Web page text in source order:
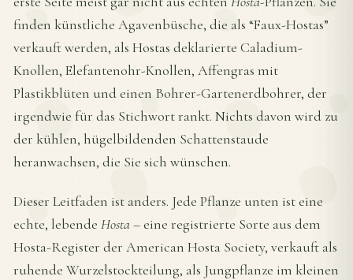
finden künstliche Agavenbüsche, die als “Faux-Hostas”
verkauft werden, als Hostas deklarierte Caladium-
Knollen, Elefantenohr-Knollen, Affengras mit
Plastikblüten und einen Bohrer-Gartenerdbohrer, der
irgendwie für das Stichwort rankt. Nichts davon wird zu
der kühlen, hügelbildenden Schattenstaude
heranwachsen, die Sie sich wünschen.
Dieser Leitfaden ist anders. Jede Pflanze unten ist eine
echte, lebende Hosta – eine registrierte Sorte aus dem
Hosta-Register der American Hosta Society, verkauft als
ruhende Wurzelstockteilung, als Jungpflanze im kleinen